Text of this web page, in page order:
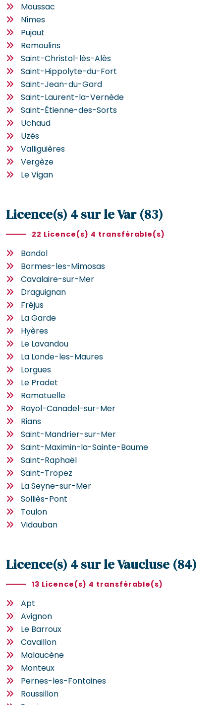
Moussac
Nîmes
Pujaut
Remoulins
Saint-Christol-lès-Alès
Saint-Hippolyte-du-Fort
Saint-Jean-du-Gard
Saint-Laurent-la-Vernède
Saint-Étienne-des-Sorts
Uchaud
Uzès
Valliguières
Vergèze
Le Vigan
Licence(s) 4 sur le Var (83)
22 Licence(s) 4 transférable(s)
Bandol
Bormes-les-Mimosas
Cavalaire-sur-Mer
Draguignan
Fréjus
La Garde
Hyères
Le Lavandou
La Londe-les-Maures
Lorgues
Le Pradet
Ramatuelle
Rayol-Canadel-sur-Mer
Rians
Saint-Mandrier-sur-Mer
Saint-Maximin-la-Sainte-Baume
Saint-Raphaël
Saint-Tropez
La Seyne-sur-Mer
Solliès-Pont
Toulon
Vidauban
Licence(s) 4 sur le Vaucluse (84)
13 Licence(s) 4 transférable(s)
Apt
Avignon
Le Barroux
Cavaillon
Malaucène
Monteux
Pernes-les-Fontaines
Roussillon